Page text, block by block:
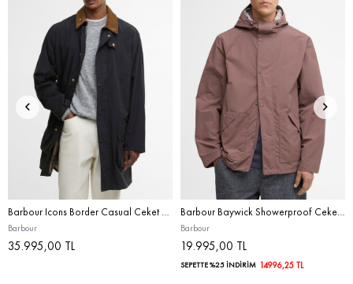
Barbour Icons Border Casual Ceket NY91 Dk. Navy
Barbour
35.995,00 TL
Barbour Baywick Showerproof Ceket BR31 Peppercorn
Barbour
19.995,00 TL
SEPETTE %25 İNDİRİM 14996,25 TL